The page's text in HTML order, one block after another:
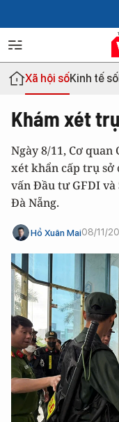
Xã hội sốKinh tế số
Khám xét
Ngày 8/11, Cơ quan
xét khẩn cấp trụ sở
vấn Đầu tư GFDI và
Đà Nẵng.
Hồ Xuân Mai08/11/